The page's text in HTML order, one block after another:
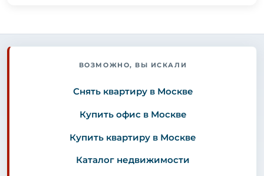
ВОЗМОЖНО, ВЫ ИСКАЛИ
Снять квартиру в Москве
Купить офис в Москве
Купить квартиру в Москве
Каталог недвижимости